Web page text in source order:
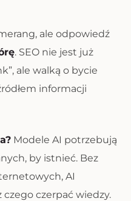
ale odpowiedź
. SEO nie jest już
ale walką o bycie
informacji
Modele AI potrzebują
by istnieć. Bez
AI
czego czerpać wiedzy.